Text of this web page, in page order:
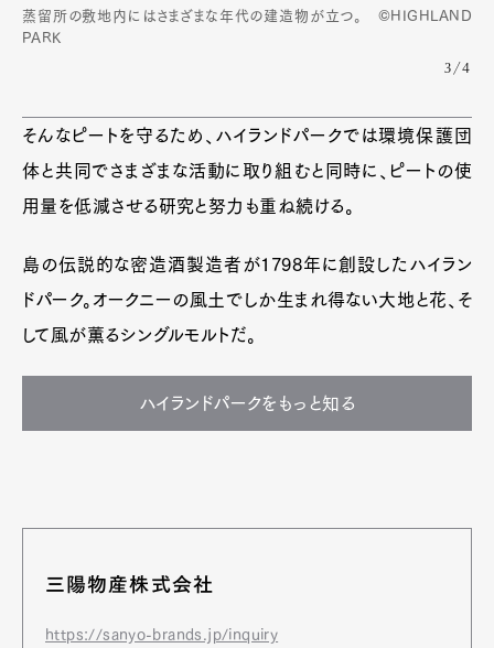
蒸留所の敷地内にはさまざまな年代の建造物が立つ。 ©HIGHLAND
PARK
3/4
そんなピートを守るため、ハイランドパークでは環境保護団
体と共同でさまざまな活動に取り組むと同時に、ピートの使
用量を低減させる研究と努力も重ね続ける。
島の伝説的な密造酒製造者が1798年に創設したハイラン
ドパーク。オークニーの風土でしか生まれ得ない大地と花、そ
して風が薫るシングルモルトだ。
ハイランドパークをもっと知る
三陽物産株式会社
https://sanyo-brands.jp/inquiry